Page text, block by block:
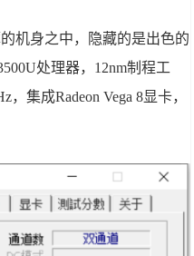
机身之中，隐藏的是出色的
处理器，12nm制程工
集成Radeon Vega 8显卡，